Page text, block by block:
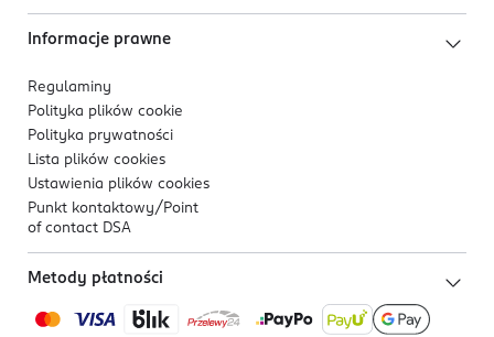
Informacje prawne
Regulaminy
Polityka plików cookie
Polityka prywatności
Lista plików cookies
Ustawienia plików cookies
Punkt kontaktowy/ Point
of contact DSA
Metody płatności